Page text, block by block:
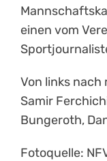
einen vom
Von links nach
Samir
Bungeroth,
Fotoquelle: